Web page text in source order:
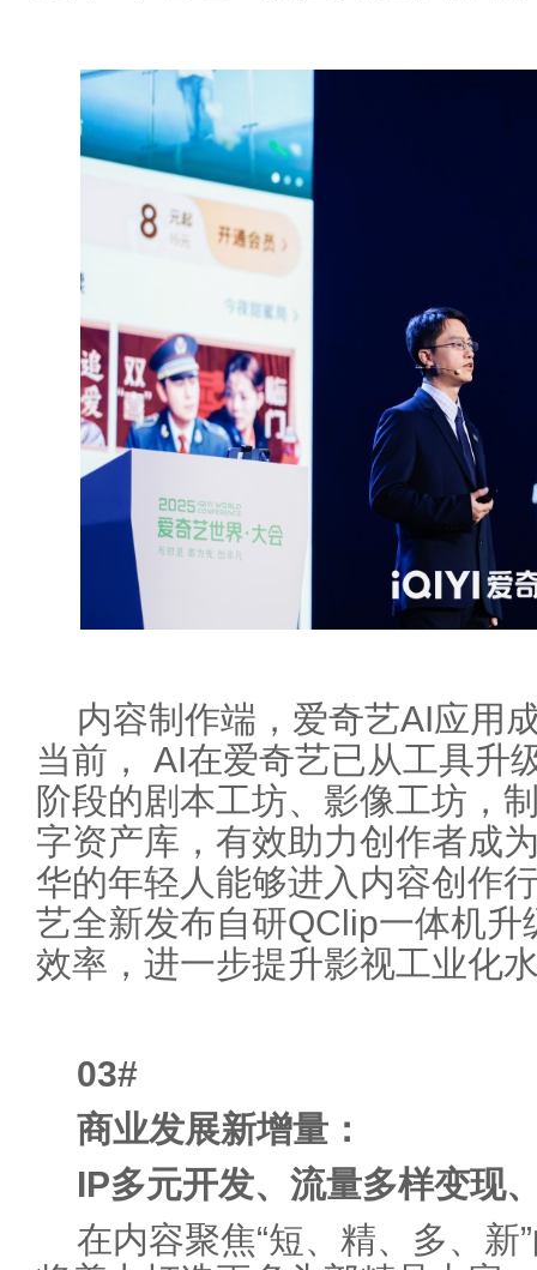
内容制作端，爱奇艺AI应用
当前， AI在爱奇艺已从工具升
阶段的剧本工坊、影像工坊，
字资产库，有效助力创作者成
华的年轻人能够进入内容创作
艺全新发布自研QClip一体机
效率，进一步提升影视工业化
03#
商业发展新增量：
IP多元开发、流量多样变现
在内容聚焦“短、精、多、新